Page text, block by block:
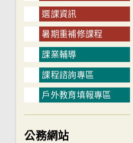
選課資訊
暑期重補修課程
課業輔導
課程諮詢專區
戶外教育填報專區
公務網站